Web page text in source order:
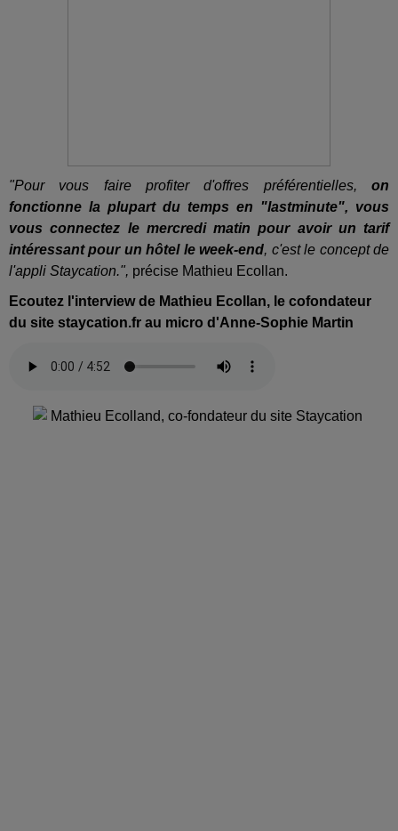
"Pour vous faire profiter d'offres préférentielles, on
fonctionne la plupart du temps en "lastminute", vous
vous connectez le mercredi matin pour avoir un tarif
intéressant pour un hôtel le week-end, c'est le concept de
l'appli Staycation.", précise Mathieu Ecollan.
Ecoutez l'interview de Mathieu Ecollan, le cofondateur
du site staycation.fr au micro d'Anne-Sophie Martin